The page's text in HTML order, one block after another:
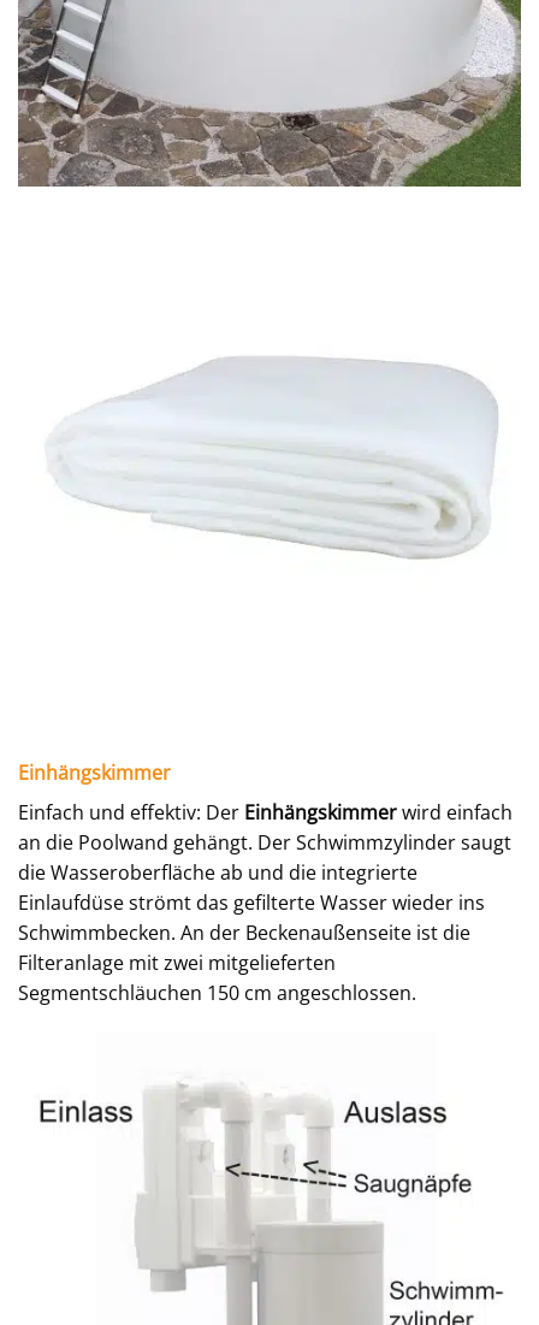
Einhängskimmer
Einfach und effektiv: Der Einhängskimmerwird einfach
an die Poolwand gehängt. Der Schwimmzylinder saugt
die Wasseroberfläche ab und die integrierte
Einlaufdüse strömt das gefilterte Wasser wieder ins
Schwimmbecken. An der Beckenaußenseite ist die
Filteranlage mit zwei mitgelieferten
Segmentschläuchen 150 cm angeschlossen.